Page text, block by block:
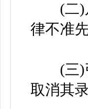
(二)凡
律不准
(三)引
取消其